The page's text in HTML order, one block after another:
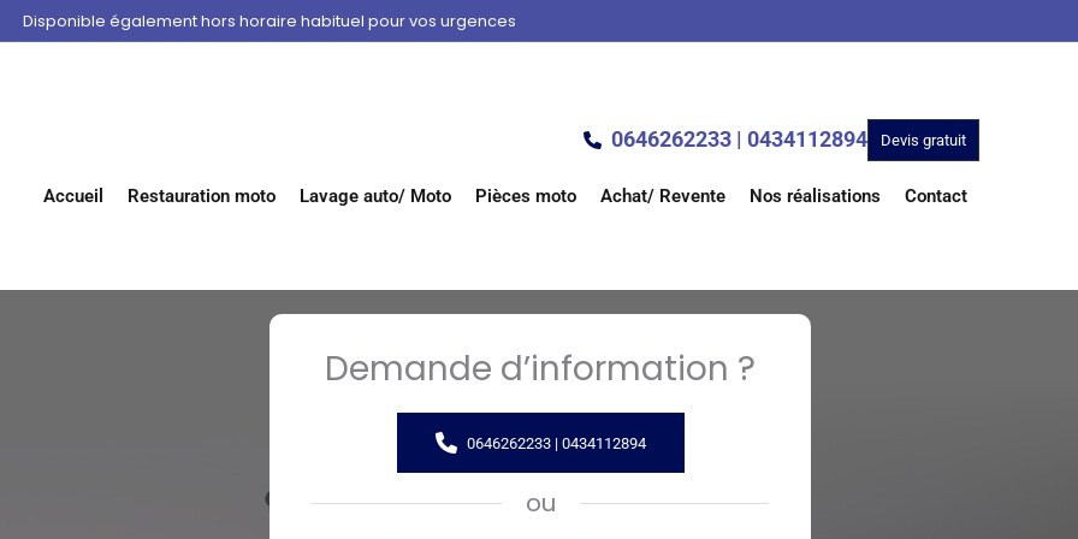
Disponible également hors horaire habituel pour vos urgences
Accueil Restauration moto Lavage auto/ Moto Pièces moto Achat/ Revente Nos réalisations Contact
0646262233 | 0434112894 Devis gratuit
Demande d’information ?
0646262233 | 0434112894
ou